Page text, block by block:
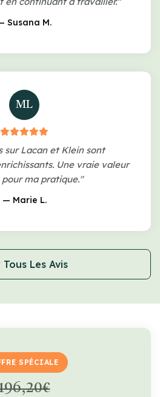
Susana M.
ML
sur Lacan et Klein sont
Une vraie valeur
ma pratique."
— Marie L.
Tous Les Avis
SPÉCIALE